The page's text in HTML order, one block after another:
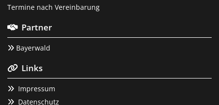
Termine nach Vereinbarung
Partner
 Bayerwald
 Links
 Impressum
 Datenschutz